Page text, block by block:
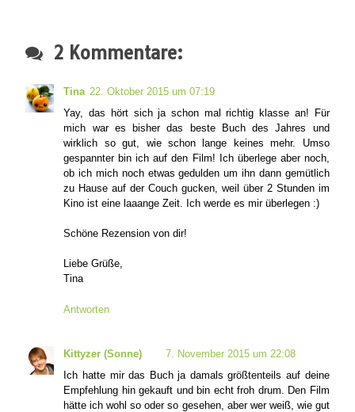
2 Kommentare:
Tina 22. Oktober 2015 um 07:19
Yay, das hört sich ja schon mal richtig klasse an! Für
mich war es bisher das beste Buch des Jahres und
wirklich so gut, wie schon lange keines mehr. Umso
gespannter bin ich auf den Film! Ich überlege aber noch,
ob ich mich noch etwas gedulden um ihn dann gemütlich
zu Hause auf der Couch gucken, weil über 2 Stunden im
Kino ist eine laaange Zeit. Ich werde es mir überlegen :)
Schöne Rezension von dir!
Liebe Grüße,
Tina
Antworten
Kittyzer (Sonne)
7. November 2015 um 22:08
Ich hatte mir das Buch ja damals größtenteils auf deine
Empfehlung hin gekauft und bin echt froh drum. Den Film
hätte ich wohl so oder so gesehen, aber wer weiß, wie gut